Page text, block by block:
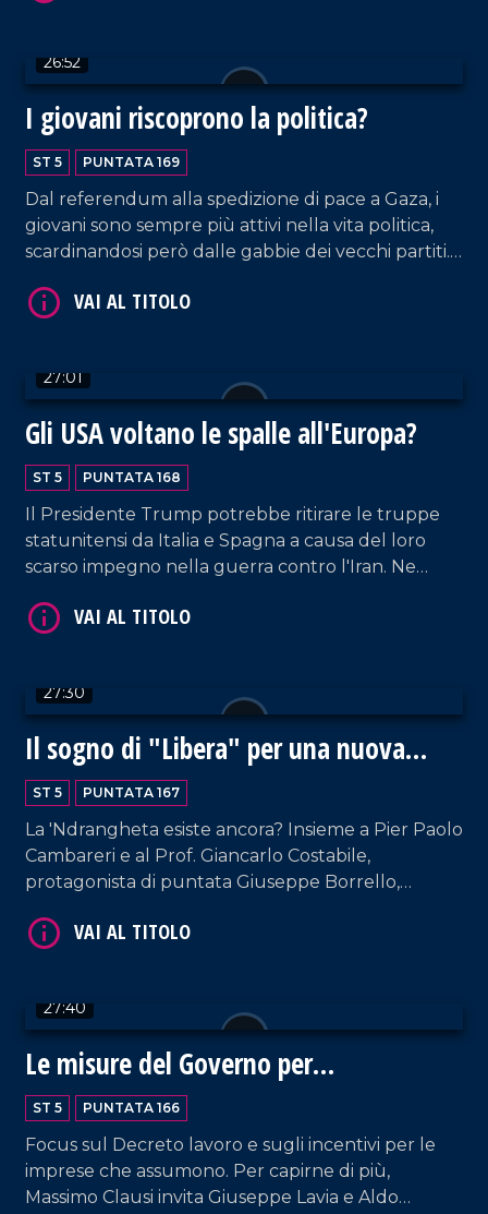
26:52
I giovani riscoprono la politica?
ST 5 PUNTATA 169
Dal referendum alla spedizione di pace a Gaza, i
giovani sono sempre più attivi nella vita politica,
scardinandosi però dalle gabbie dei vecchi partiti.
nazionale Gioventù nazionale, e Francesco
27:01
Gli USA voltano le spalle all'Europa?
ST 5 PUNTATA 168
Il Presidente Trump potrebbe ritirare le truppe
statunitensi da Italia e Spagna a causa del loro
scarso impegno nella guerra contro l'Iran. Ne
emerito di Scienza della Politica, e Marco
27:30
Il sogno di "Libera" per una nuova
Calabria
ST 5 PUNTATA 167
La 'Ndrangheta esiste ancora? Insieme a Pier Paolo
Cambareri e al Prof. Giancarlo Costabile,
protagonista di puntata Giuseppe Borrello,
provinciale durante lo scoppio dell'inchiesta
27:40
Le misure del Governo per
l'occupazione
ST 5 PUNTATA 166
Focus sul Decreto lavoro e sugli incentivi per le
imprese che assumono. Per capirne di più,
Massimo Clausi invita Giuseppe Lavia e Aldo
VAI AL TITOLO
VAI AL TITOLO
VAI AL TITOLO
VAI AL TITOLO